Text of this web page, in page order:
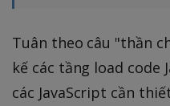
Tuân theo câu "thần
kế các tầng load code
các JavaScript cần